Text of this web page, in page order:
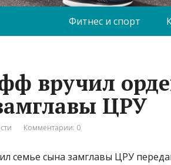
Фитнес и спорт
вручил
ЦРУ
Комментарии: 0
семье сына замглавы ЦРУ